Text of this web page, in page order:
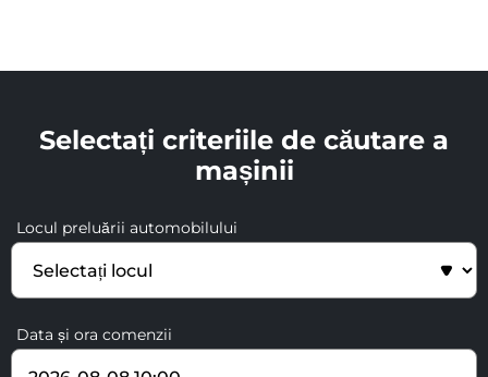
Selectați criteriile de căutare a
mașinii
Locul preluării automobilului
Data și ora comenzii